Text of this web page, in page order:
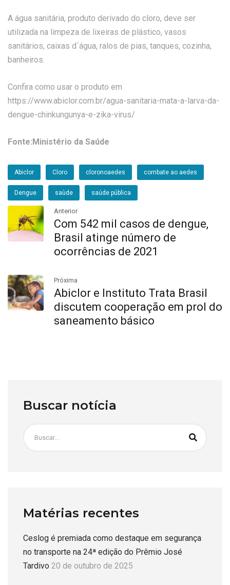
A água sanitária, produto derivado do cloro, deve ser
utilizada na limpeza de lixeiras de plástico, vasos
sanitários, caixas d´água, ralos de pias, tanques, cozinha,
banheiros.
Confira como usar o produto em
https://www.abiclor.com.br/agua-sanitaria-mata-a-larva-da-
dengue-chinkungunya-e-zika-virus/
Fonte:Ministério da Saúde
Abiclor Cloro cloronoaedes combate ao aedes
Dengue saùde saúde pública
Anterior
Com 542 mil casos de dengue,
Brasil atinge número de
ocorrências de 2021
Próxima
Abiclor e Instituto Trata Brasil
discutem cooperação em prol do
saneamento básico
Buscar notícia
Matérias recentes
Ceslog é premiada como destaque em segurança
no transporte na 24ª edição do Prêmio José
Tardivo 20 de outubro de 2025